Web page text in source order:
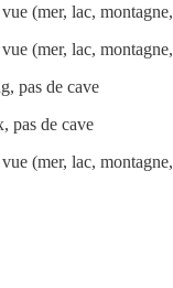
(mer, lac,
(mer, lac,
pas de cave
pas de cave
(mer, lac,